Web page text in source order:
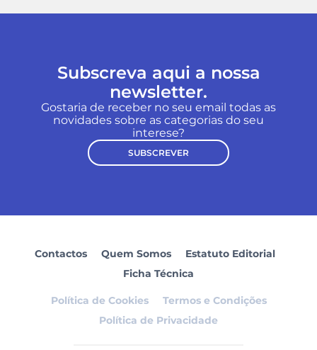
Subscreva aqui a nossa
newsletter.
Gostaria de receber no seu email todas as
novidades sobre as categorias do seu
interese?
SUBSCREVER
Contactos Quem Somos
Estatuto Editorial
Ficha Técnica
Política de Cookies
Termos e Condições
Política de Privacidade